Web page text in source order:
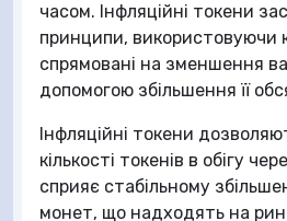
часом. Інфляційні токени
принципи, використовуючи
спрямовані на зменшення
допомогою збільшення її
Інфляційні токени
кількості токенів в обігу
сприяє стабільному
монет, що надходять на